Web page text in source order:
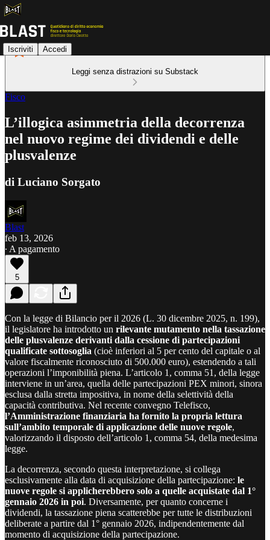
Iscriviti Accedi
Leggi senza distrazioni su Substack
Fisco
L’illogica asimmetria della decorrenza
nel nuovo regime dei dividendi e delle
plusvalenze
di Luciano Sorgato
Blast
feb 13, 2026
∙ A pagamento
5
Con la legge di Bilancio per il 2026 (L. 30 dicembre 2025, n. 199),
il legislatore ha introdotto un rilevante mutamento nella tassazione
delle plusvalenze derivanti dalla cessione di partecipazioni
qualificate sottosoglia (cioè inferiori al 5 per cento del capitale o al
valore fiscalmente riconosciuto di 500.000 euro), estendendo a tali
operazioni l’imponibilità piena. L’articolo 1, comma 51, della legge
interviene in un’area, quella delle partecipazioni PEX minori, sinora
esclusa dalla stretta impositiva, in nome della selettività della
capacità contributiva. Nel recente convegno Telefisco,
l’Amministrazione finanziaria ha fornito la propria lettura
sull’ambito temporale di applicazione delle nuove regole,
valorizzando il disposto dell’articolo 1, comma 54, della medesima
legge.
La decorrenza, secondo questa interpretazione, si collega
esclusivamente alla data di acquisizione della partecipazione: le
nuove regole si applicherebbero solo a quelle acquistate dal 1°
gennaio 2026 in poi. Diversamente, per quanto concerne i
dividendi, la tassazione piena scatterebbe per tutte le distribuzioni
deliberate a partire dal 1° gennaio 2026, indipendentemente dal
momento di acquisizione della partecipazione.